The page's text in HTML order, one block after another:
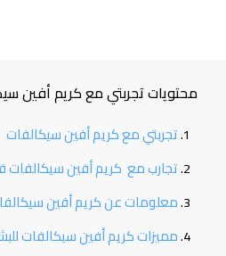
محتويات تجربتي مع كريم أفين
تجربتي مع كريم أفين سيكالفات
تجارب مع كريم أفين سيكالفات
معلومات عن كريم أفين
مميزات كريم أفين سيكالفات